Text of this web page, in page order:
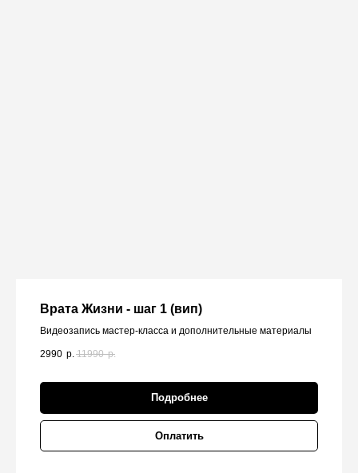
Врата Жизни - шаг 1 (вип)
Видеозапись мастер-класса и дополнительные материалы
2990 р. 11990 р.
Подробнее
Оплатить